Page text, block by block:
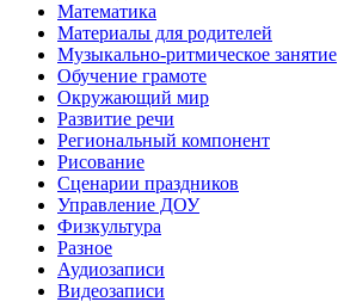
Математика
Материалы для родителей
Музыкально-ритмическое занятие
Обучение грамоте
Окружающий мир
Развитие речи
Региональный компонент
Рисование
Сценарии праздников
Управление ДОУ
Физкультура
Разное
Аудиозаписи
Видеозаписи